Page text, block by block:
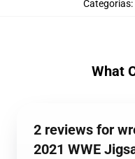
Categorias:
What
2 reviews for
2021 WWE